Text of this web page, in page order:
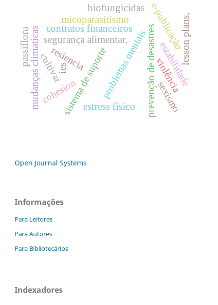
problemas mentais
sistema de suporte
segurança alimentar,
resiencia prevenção de desastres
mudanças climaticas contratos financeiros
estress físico
violência
e-publicação
ies
cohesion
micoparasitismo
passiflora estabilidade
lesson plans,
biofungicidas
cultivar
sexismo
Open Journal Systems
Informações
Para Leitores
Para Autores
Para Bibliotecários
Indexadores